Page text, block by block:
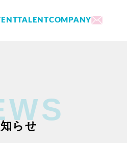
TALENTCOMPANY
らせ